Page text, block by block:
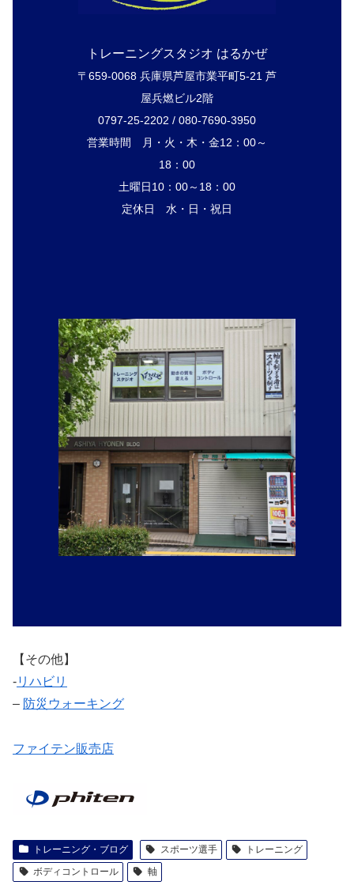
トレーニングスタジオ はるかぜ
〒659-0068 兵庫県芦屋市業平町5-21 芦
屋兵燃ビル2階
0797-25-2202 / 080-7690-3950
営業時間 月・火・木・金12：00～
18：00
土曜日10：00～18：00
定休日 水・日・祝日
【その他】
‐リハビリ
– 防災ウォーキング
ファイテン販売店
トレーニング・ブログ スポーツ選手
トレーニング
ボディコントロール
軸